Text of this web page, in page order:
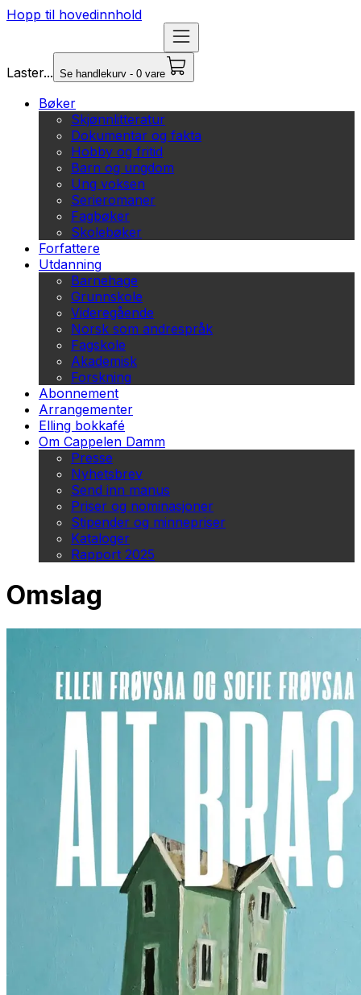
Hopp til hovedinnhold
Laster... Se handlekurv - 0 vare
Bøker
Skjønnlitteratur
Dokumentar og fakta
Hobby og fritid
Barn og ungdom
Ung voksen
Serieromaner
Fagbøker
Skolebøker
Forfattere
Utdanning
Barnehage
Grunnskole
Videregående
Norsk som andrespråk
Fagskole
Akademisk
Forskning
Abonnement
Arrangementer
Elling bokkafé
Om Cappelen Damm
Presse
Nyhetsbrev
Send inn manus
Priser og nominasjoner
Stipender og minnepriser
Kataloger
Rapport 2025
Omslag